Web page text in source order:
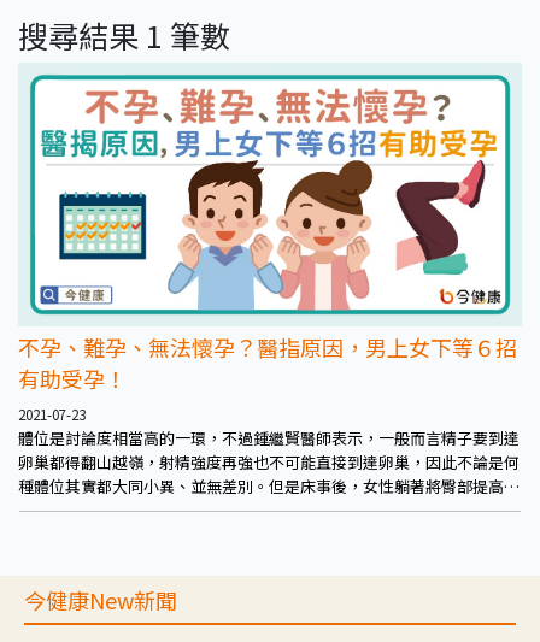
搜尋結果 1 筆數
不孕、難孕、無法懷孕？醫指原因，男上女下等６招
有助受孕！
2021-07-23
體位是討論度相當高的一環，不過鍾繼賢醫師表示，一般而言精子要到達
卵巢都得翻山越嶺，射精強度再強也不可能直接到達卵巢，因此不論是何
種體位其實都大同小異、並無差別。但是床事後，女性躺著將臀部提高，
有助於精液向內流動、更順利的抵達目的地，男上女下的體位在結束後即
今健康New新聞